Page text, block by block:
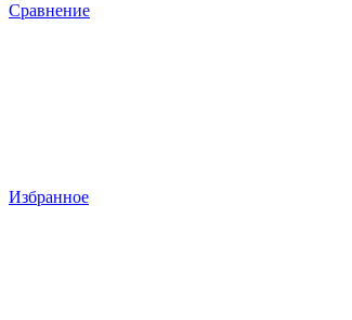
Сравнение
Избранное